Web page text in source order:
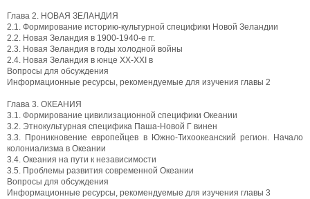
Глава 2. НОВАЯ ЗЕЛАНДИЯ
2.1. Формирование историю-культурной специфики Новой Зеландии
2.2. Новая Зеландия в 1900-1940-е гг.
2.3. Новая Зеландия в годы холодной войны
2.4. Новая Зеландия в юнце XX-XXI в
Вопросы для обсуждения
Информационные ресурсы, рекомендуемые для изучения главы 2
Глава 3. ОКЕАНИЯ
3.1. Формирование цивилизационной специфики Океании
3.2. Этнокультурная специфика Паша-Новой Г винен
3.3. Проникновение европейцев в Южно-Тихоокеанский регион. Начало
колониализма в Океании
3.4. Океания на пути к независимости
3.5. Проблемы развития современной Океании
Вопросы для обсуждения
Информационные ресурсы, рекомендуемые для изучения главы 3